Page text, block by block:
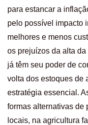
para estancar a
pelo possível impacto
melhores e menos
os prejuízos da alta
já têm seu poder de
volta dos estoques de
estratégia essencial.
formas alternativas de
locais, na agricultura